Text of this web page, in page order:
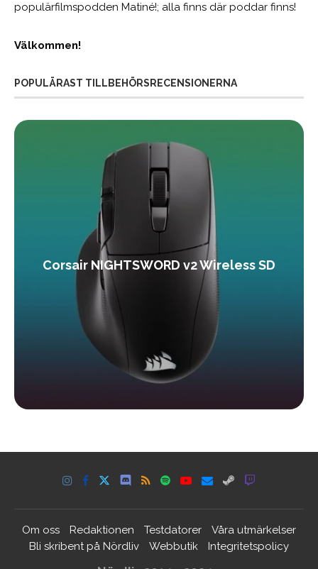
populärfilmspodden Matiné!; alla finns där poddar finns!
Välkommen!
POPULÄRAST TILLBEHÖRSRECENSIONERNA
Corsair NIGHTSWORD v2 Wireless SD
Om oss Redaktionen Testdatorer
Våra utmärkelser
Bli skribent på Nördliv
Webbutik Integritetspolicy